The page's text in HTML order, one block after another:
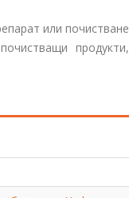
или почистване
продукти,